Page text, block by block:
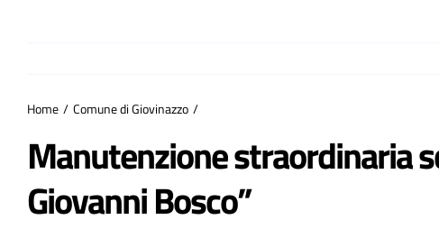
Home Comune di Giovinazzo
Manutenzione straordinaria
Giovanni Bosco”